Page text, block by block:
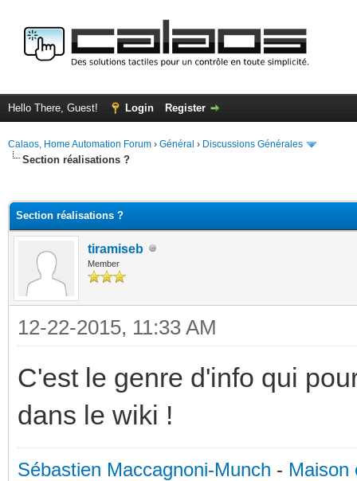
Hello There, Guest! Login Register
Calaos, Home Automation Forum › Général › Discussions Générales
Section réalisations ?
Section réalisations ?
tiramiseb
Member
12-22-2015, 11:33 AM
C'est le genre d'info qui
dans le wiki !
Sébastien Maccagnoni-Munch - Maison